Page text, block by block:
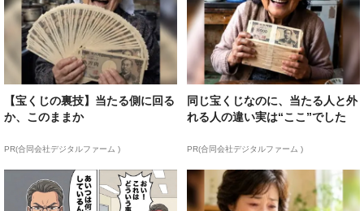
【宝くじの裏技】当たる側に回る
か、このままか
PR(合同会社デジタルファーム )
同じ宝くじなのに、当たる人と外
れる人の違い実は“ここ”でした
PR(合同会社デジタルファーム )